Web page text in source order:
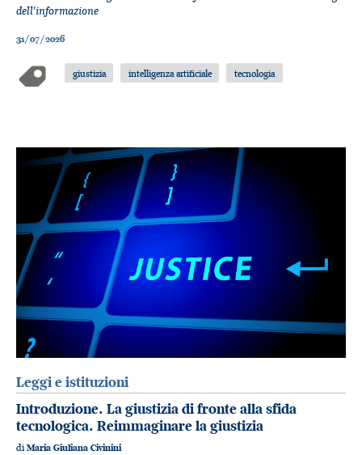
dell'informazione
31/07/2026
giustizia intelligenza artificiale tecnologia
Leggi e istituzioni
Introduzione. La giustizia di fronte alla sfida
tecnologica. Reimmaginare la giustizia
diMaria Giuliana Civinini